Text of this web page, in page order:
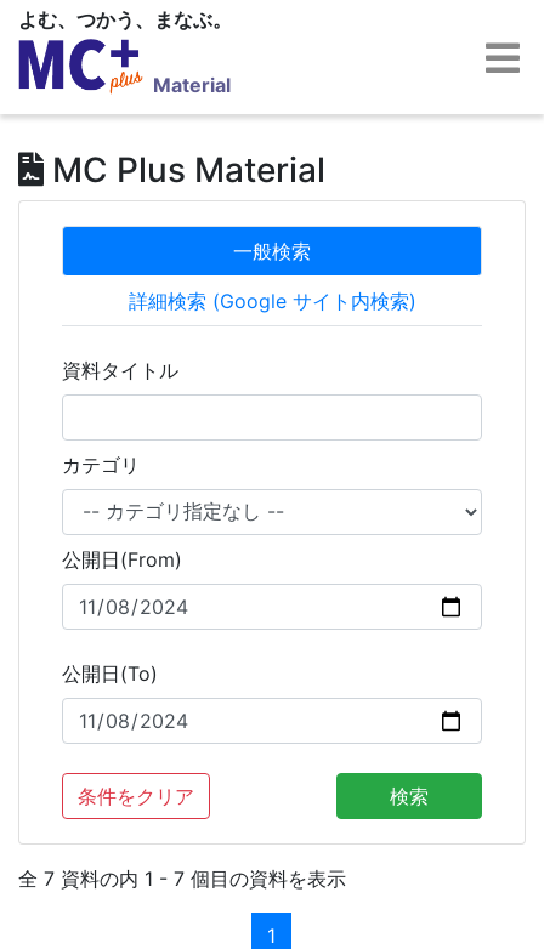
よむ、つかう、まなぶ。
Material
MC Plus Material
一般検索
詳細検索 (Google サイト内検索)
資料タイトル
カテゴリ
公開日(From)
公開日(To)
条件をクリア 検索
全 7 資料の内 1 - 7 個目の資料を表示
1